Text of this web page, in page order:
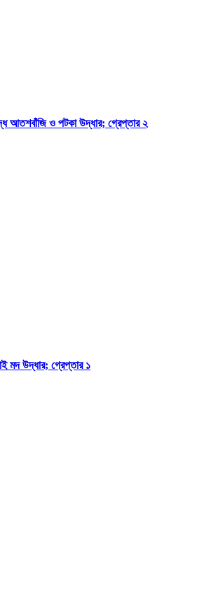
আতশবাঁজি ও পটকা উদ্ধার; গ্রেপ্তার ২
মদ উদ্ধার; গ্রেপ্তার ১